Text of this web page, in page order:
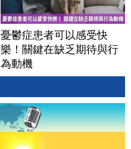
憂鬱症患者可以感受快
樂！關鍵在缺乏期待與行
為動機